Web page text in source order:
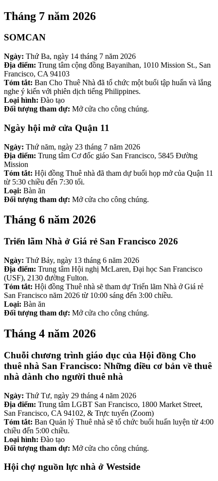
Tháng 7 năm 2026
SOMCAN
Ngày: Thứ Ba, ngày 14 tháng 7 năm 2026
Địa điểm: Trung tâm cộng đồng Bayanihan, 1010 Mission St., San
Francisco, CA 94103
Tóm tắt: Ban Cho Thuê Nhà đã tổ chức một buổi tập huấn và lắng
nghe ý kiến ​​với phiên dịch tiếng Philippines.
Loại hình: Đào tạo
Đối tượng tham dự: Mở cửa cho công chúng.
Ngày hội mở cửa Quận 11
Ngày: Thứ năm, ngày 23 tháng 7 năm 2026
Địa điểm: Trung tâm Cơ đốc giáo San Francisco, 5845 Đường
Mission
Tóm tắt: Hội đồng Thuê nhà đã tham dự buổi họp mở của Quận 11
từ 5:30 chiều đến 7:30 tối.
Loại: Bàn ăn
Đối tượng tham dự: Mở cửa cho công chúng.
Tháng 6 năm 2026
Triển lãm Nhà ở Giá rẻ San Francisco 2026
Ngày: Thứ Bảy, ngày 13 tháng 6 năm 2026
Địa điểm: Trung tâm Hội nghị McLaren, Đại học San Francisco
(USF), 2130 đường Fulton.
Tóm tắt: Hội đồng Thuê nhà sẽ tham dự Triển lãm Nhà ở Giá rẻ
San Francisco năm 2026 từ 10:00 sáng đến 3:00 chiều.
Loại: Bàn ăn
Đối tượng tham dự: Mở cửa cho công chúng.
Tháng 4 năm 2026
Chuỗi chương trình giáo dục của Hội đồng Cho
thuê nhà San Francisco: Những điều cơ bản về thuê
nhà dành cho người thuê nhà
Ngày: Thứ Tư, ngày 29 tháng 4 năm 2026
Địa điểm: Trung tâm LGBT San Francisco, 1800 Market Street,
San Francisco, CA 94102, & Trực tuyến (Zoom)
Tóm tắt: Ban Quản lý Thuê nhà sẽ tổ chức buổi huấn luyện từ 4:00
chiều đến 5:00 chiều.
Loại hình: Đào tạo
Đối tượng tham dự: Mở cửa cho công chúng.
Hội chợ nguồn lực nhà ở Westside